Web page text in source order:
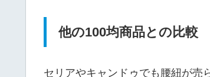
他の100均商品との比較
セリアやキャンドゥでも腰紐が売